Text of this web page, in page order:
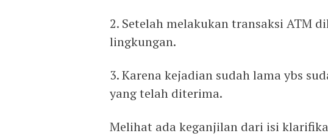
2. Setelah melakukan transaksi ATM
lingkungan.
3. Karena kejadian sudah lama ybs
yang telah diterima.
Melihat ada keganjilan dari isi